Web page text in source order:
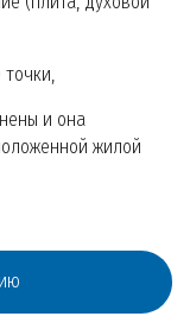
и она
жилой